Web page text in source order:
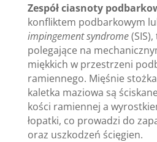
Zespół ciasnoty
konfliktem podbarkowym
impingement syndrome
polegające na
miękkich w przestrzeni
ramiennego. Mięśnie
kaletka maziowa są
kości ramiennej a
łopatki, co prowadzi do
oraz uszkodzeń ścięgien.